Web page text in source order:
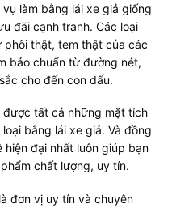
làm bằng lái xe giả giống
đãi cạnh tranh. Các loại
thật, tem thật của các
bảo chuẩn từ đường nét,
cho đến con dấu.
được tất cả những mặt tích
bằng lái xe giả. Và đồng
đại nhất luôn giúp bạn
chất lượng, uy tín.
đơn vị uy tín và chuyên